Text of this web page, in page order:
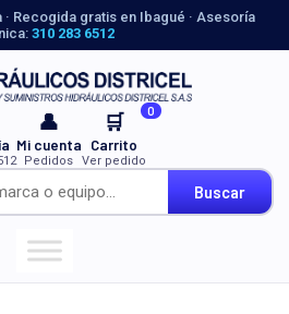
Recogida gratis en Ibagué · Asesoría
310 283 6512
Buscar
👤
Mi cuenta
Pedidos
🛒 0
Carrito
Ver pedido